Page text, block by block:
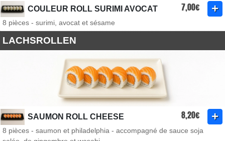
COULEUR ROLL SURIMI AVOCAT 7,00€
8 pièces - surimi, avocat et sésame
LACHSROLLEN
SAUMON ROLL CHEESE 8,20€
8 pièces - saumon et philadelphia - accompagné de sauce soja